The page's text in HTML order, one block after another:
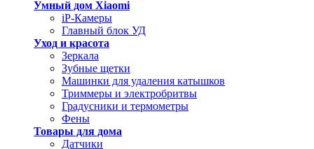
Умный дом Xiaomi
iP-Камеры
Главный блок УД
Уход и красота
Зеркала
Зубные щетки
Машинки для удаления катышков
Триммеры и электробритвы
Градусники и термометры
Фены
Товары для дома
Датчики